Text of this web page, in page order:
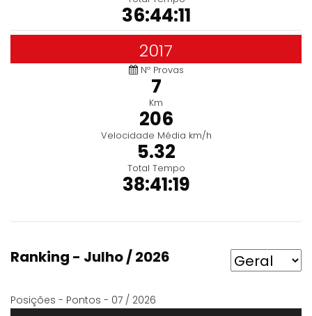
36:44:11
2017
Nº Provas
7
Km
206
Velocidade Média km/h
5.32
Total Tempo
38:41:19
Ranking - Julho / 2026
Posições - Pontos - 07 / 2026